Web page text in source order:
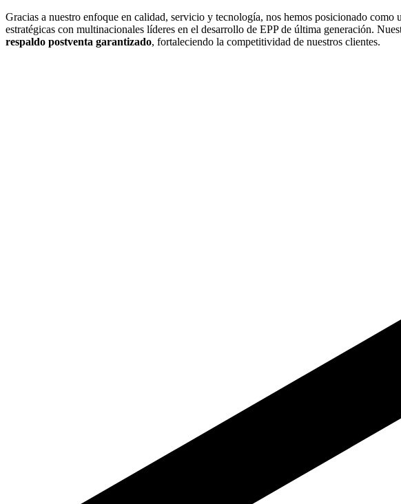
Gracias a nuestro enfoque en calidad, servicio y tecnología, nos hemos posicionado como
estratégicas con multinacionales líderes en el desarrollo de EPP de última generación.
respaldo postventa garantizado, fortaleciendo la competitividad de nuestros clientes.